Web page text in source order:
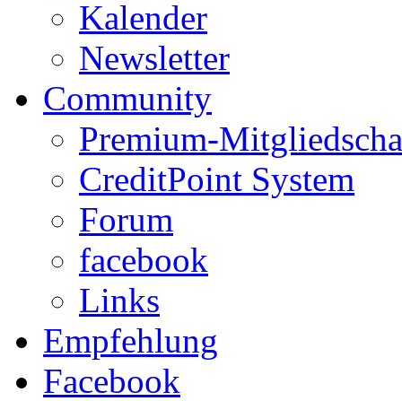
Kalender
Newsletter
Community
Premium-
CreditPoint System
Forum
facebook
Links
Empfehlung
Facebook